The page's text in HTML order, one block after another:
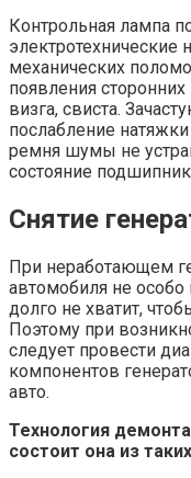
Контрольная лампа
электротехнические
механических
появления
визга, свиста.
послабление
ремня шумы не
состояние
Снятие
При неработающем
автомобиля не
долго не хватит,
Поэтому при
следует провести
компонентов
авто.
Технология
состоит она из